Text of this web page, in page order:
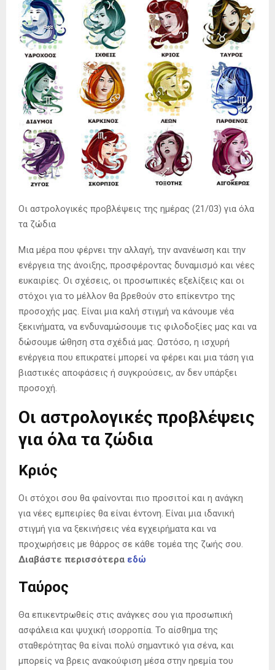
Οι αστρολογικές προβλέψεις της ημέρας (21/03) για όλα
τα ζώδια
Μια μέρα που φέρνει την αλλαγή, την ανανέωση και την
ενέργεια της άνοιξης, προσφέροντας δυναμισμό και νέες
ευκαιρίες. Οι σχέσεις, οι προσωπικές εξελίξεις και οι
στόχοι για το μέλλον θα βρεθούν στο επίκεντρο της
προσοχής μας. Είναι μια καλή στιγμή να κάνουμε νέα
ξεκινήματα, να ενδυναμώσουμε τις φιλοδοξίες μας και να
δώσουμε ώθηση στα σχέδιά μας. Ωστόσο, η ισχυρή
ενέργεια που επικρατεί μπορεί να φέρει και μια τάση για
βιαστικές αποφάσεις ή συγκρούσεις, αν δεν υπάρξει
προσοχή.
Οι αστρολογικές προβλέψεις
για όλα τα ζώδια
Κριός
Οι στόχοι σου θα φαίνονται πιο προσιτοί και η ανάγκη
για νέες εμπειρίες θα είναι έντονη. Είναι μια ιδανική
στιγμή για να ξεκινήσεις νέα εγχειρήματα και να
προχωρήσεις με θάρρος σε κάθε τομέα της ζωής σου.
Διαβάστε περισσότερα εδώ
Ταύρος
Θα επικεντρωθείς στις ανάγκες σου για προσωπική
ασφάλεια και ψυχική ισορροπία. Το αίσθημα της
σταθερότητας θα είναι πολύ σημαντικό για σένα, και
μπορείς να βρεις ανακούφιση μέσα στην ηρεμία του